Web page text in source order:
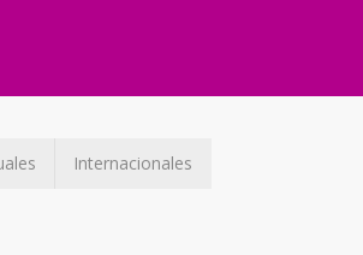
Internacionales